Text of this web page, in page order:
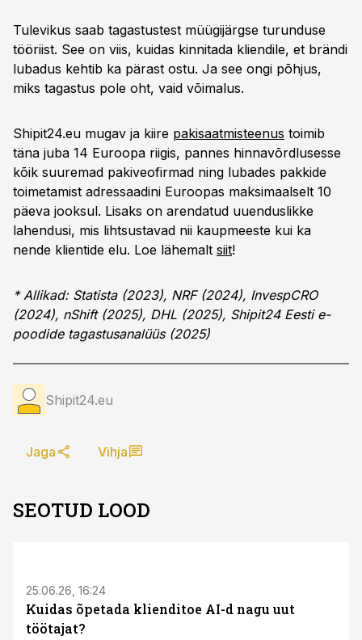
Tulevikus saab tagastustest müügijärgse turunduse
tööriist. See on viis, kuidas kinnitada kliendile, et brändi
lubadus kehtib ka pärast ostu. Ja see ongi põhjus,
miks tagastus pole oht, vaid võimalus.
Shipit24.eu mugav ja kiire pakisaatmisteenus toimib
täna juba 14 Euroopa riigis, pannes hinnavõrdlusesse
kõik suuremad pakiveofirmad ning lubades pakkide
toimetamist adressaadini Euroopas maksimaalselt 10
päeva jooksul. Lisaks on arendatud uuenduslikke
lahendusi, mis lihtsustavad nii kaupmeeste kui ka
nende klientide elu. Loe lähemalt siit!
* Allikad: Statista (2023), NRF (2024), InvespCRO
(2024), nShift (2025), DHL (2025), Shipit24 Eesti e-
poodide tagastusanalüüs (2025)
Shipit24.eu
Jaga Vihja
SEOTUD LOOD
25.06.26, 16:24
Kuidas õpetada klienditoe AI-d nagu uut
töötajat?